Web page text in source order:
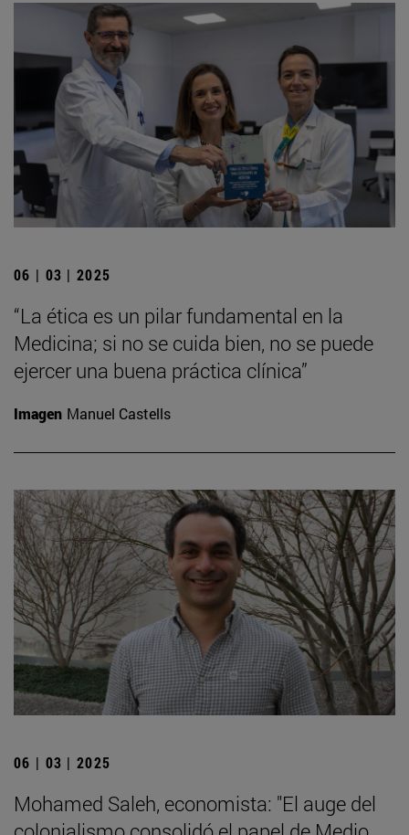
06 | 03 | 2025
“La ética es un pilar fundamental en la
Medicina; si no se cuida bien, no se puede
ejercer una buena práctica clínica”
Imagen Manuel Castells
06 | 03 | 2025
Mohamed Saleh, economista: "El auge del